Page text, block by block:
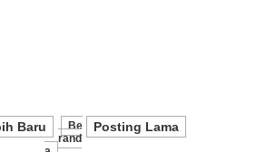
Baru Posting Lama
Be
Rand